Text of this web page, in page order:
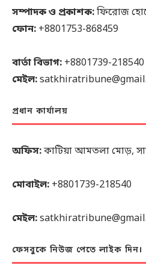
সম্পাদক ও প্রকাশক:ফিরোজ
ফোন: +8801753-868459
বার্তা বিভাগ: +8801739-218540
মেইল:
প্রধান কার্যালয়
অফিস:কাটিয়া আমতলা মোড়,
মোবাইল: +8801739-218540
মেইল:
ফেসবুকে নিউজ পেতে লাইক দিন।